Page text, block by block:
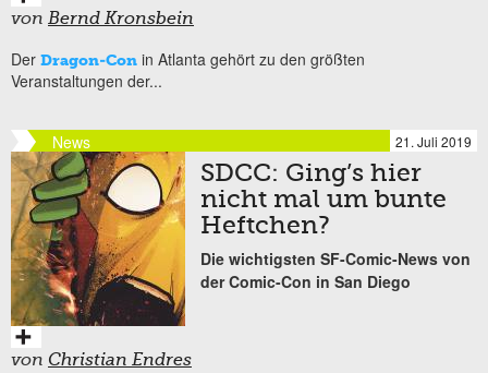
von Bernd Kronsbein
Der Dragon-Con in Atlanta gehört zu den größten
Veranstaltungen der...
News 21. Juli 2019
SDCC: Ging’s hier
nicht mal um bunte
Heftchen?
Die wichtigsten SF-Comic-News von
der Comic-Con in San Diego
von Christian Endres